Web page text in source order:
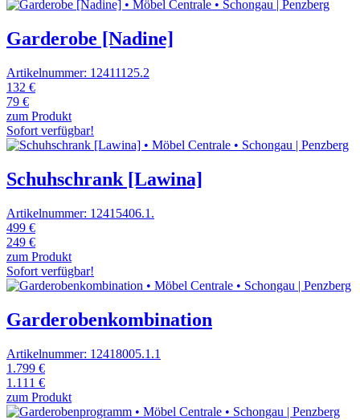
Garderobe [Nadine]
Artikelnummer: 12411125.2
132 €
79 €
zum Produkt
Sofort verfügbar!
Schuhschrank [Lawina]
Artikelnummer: 12415406.1.
499 €
249 €
zum Produkt
Sofort verfügbar!
Garderobenkombination
Artikelnummer: 12418005.1.1
1.799 €
1.111 €
zum Produkt